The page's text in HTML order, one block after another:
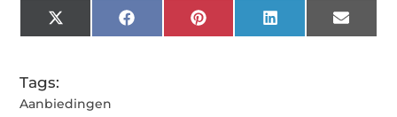
X
(Twitter)
FacebookPinterestLinkedIn Email
Tags:
Aanbiedingen